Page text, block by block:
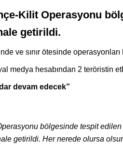
Kilit Operasyonu
getirildi.
ve sınır ötesinde
medya hesabından 2 teröristin
devam edecek”
bölgesinde tespit edilen
getirildi. Her nerede olursa